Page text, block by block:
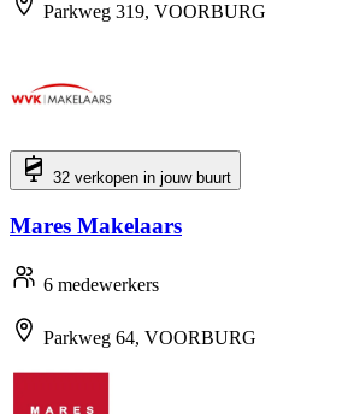
Parkweg 319, VOORBURG
32 verkopen in jouw buurt
Mares Makelaars
6 medewerkers
Parkweg 64, VOORBURG